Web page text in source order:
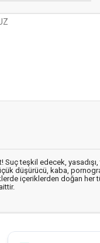
Suç teşkil edecek,
düşürücü, kaba,
içeriklerden doğan her